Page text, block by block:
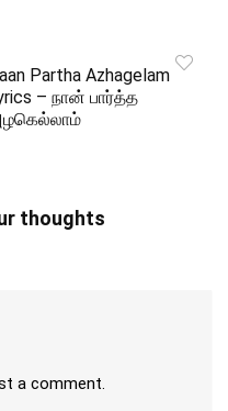
Partha Azhagelam
– நான் பார்த்த
thoughts
a comment.